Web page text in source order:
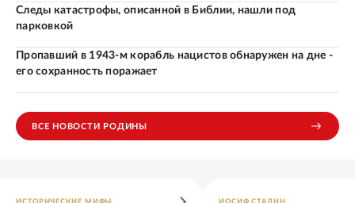
Следы катастрофы, описанной в Библии, нашли под
парковкой
Пропавший в 1943-м корабль нацистов обнаружен на дне -
его сохранность поражает
ВСЕ НОВОСТИ РОДИНЫ